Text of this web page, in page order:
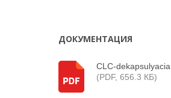
ДОКУМЕНТАЦИЯ
CLC-
(PDF, 656.3 КБ)